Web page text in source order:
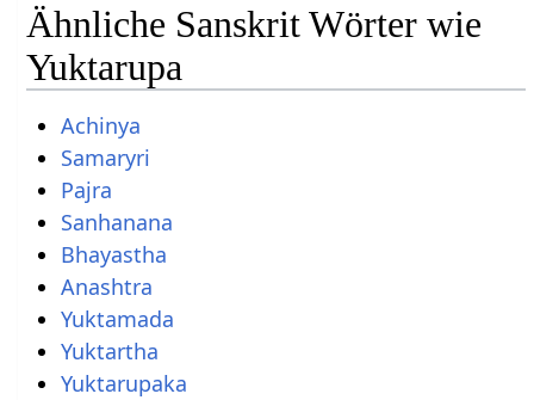
Ähnliche Sanskrit Wörter wie
Yuktarupa
Achinya
Samaryri
Pajra
Sanhanana
Bhayastha
Anashtra
Yuktamada
Yuktartha
Yuktarupaka